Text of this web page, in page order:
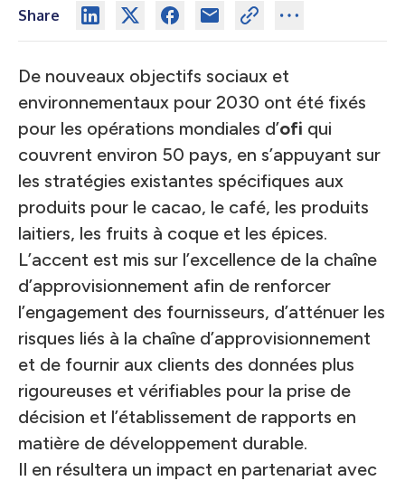
Share
De nouveaux objectifs sociaux et
environnementaux pour 2030 ont été fixés
pour les opérations mondiales d’ofi qui
couvrent environ 50 pays, en s’appuyant sur
les stratégies existantes spécifiques aux
produits pour le cacao, le café, les produits
laitiers, les fruits à coque et les épices.
L’accent est mis sur l’excellence de la chaîne
d’approvisionnement afin de renforcer
l’engagement des fournisseurs, d’atténuer les
risques liés à la chaîne d’approvisionnement
et de fournir aux clients des données plus
rigoureuses et vérifiables pour la prise de
décision et l’établissement de rapports en
matière de développement durable.
Il en résultera un impact en partenariat avec